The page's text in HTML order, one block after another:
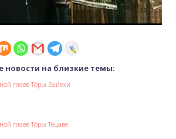
новости на близкие темы:
главе Торы Вайехи
главе Торы Тецаве